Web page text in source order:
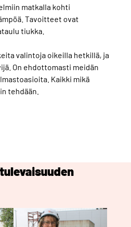
matkalla kohti
Tavoitteet ovat
tiukka.
valintoja oikeilla hetkillä, ja
On ehdottomasti meidän
Kaikki mikä
tehdään.